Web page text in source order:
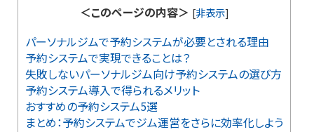
＜このページの内容＞ [非表示]
パーソナルジムで予約システムが必要とされる理由
予約システムで実現できることは？
失敗しないパーソナルジム向け予約システムの選び方
予約システム導入で得られるメリット
おすすめの予約システム5選
まとめ：予約システムでジム運営をさらに効率化しよう